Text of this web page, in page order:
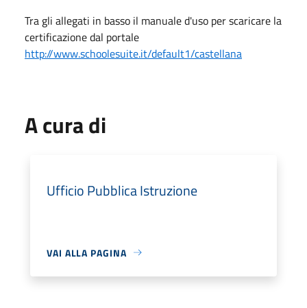
Tra gli allegati in basso il manuale d'uso per scaricare la
certificazione dal portale
http://www.schoolesuite.it/default1/castellana
A cura di
Ufficio Pubblica Istruzione
VAI ALLA PAGINA